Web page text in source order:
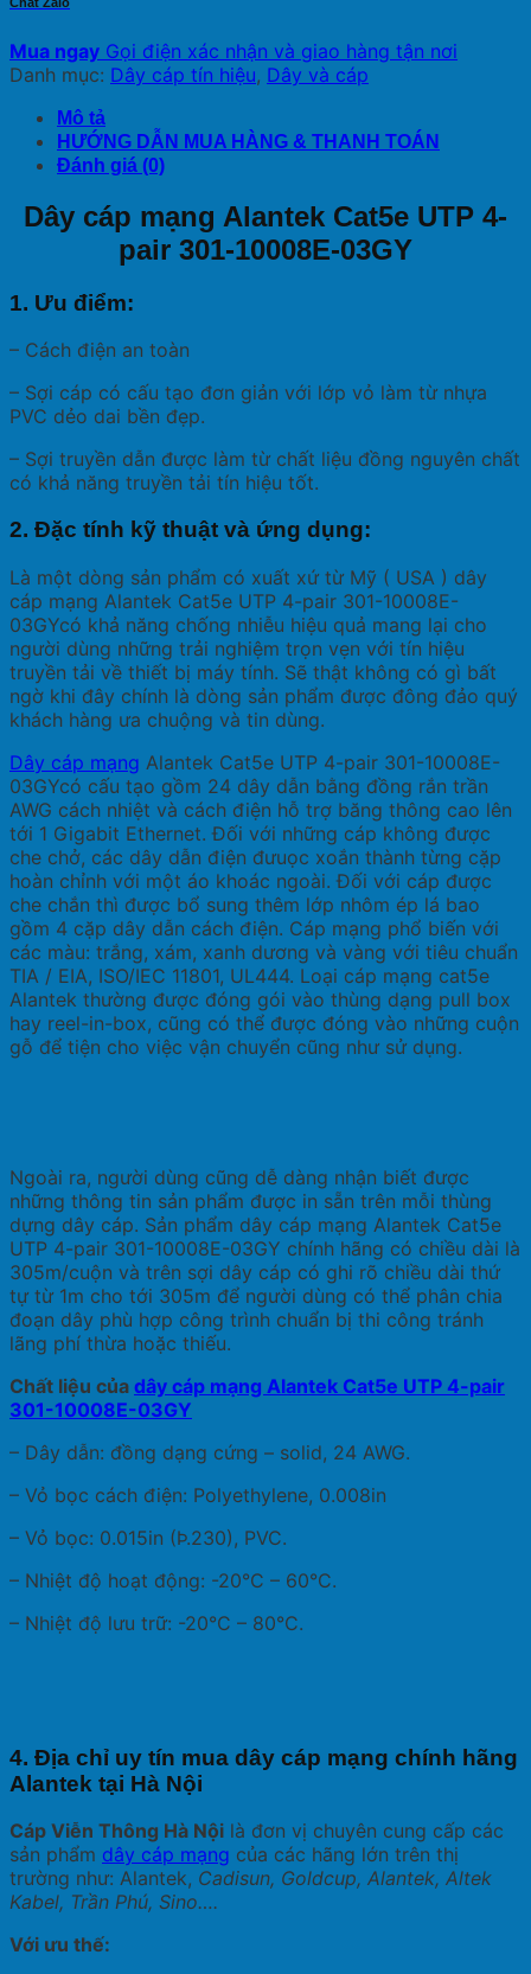
Mua ngay Gọi điện xác nhận và giao hàng tận nơi
Danh mục: Dây cáp tín hiệu, Dây và cáp
Mô tả
HƯỚNG DẪN MUA HÀNG & THANH TOÁN
Đánh giá (0)
Dây cáp mạng Alantek Cat5e UTP 4-
pair 301-10008E-03GY
1. Ưu điểm:
– Cách điện an toàn
– Sợi cáp có cấu tạo đơn giản với lớp vỏ làm từ nhựa
PVC dẻo dai bền đẹp.
– Sợi truyền dẫn được làm từ chất liệu đồng nguyên chất
có khả năng truyền tải tín hiệu tốt.
2. Đặc tính kỹ thuật và ứng dụng:
Là một dòng sản phẩm có xuất xứ từ Mỹ ( USA ) dây
cáp mạng Alantek Cat5e UTP 4-pair 301-10008E-
03GYcó khả năng chống nhiễu hiệu quả mang lại cho
người dùng những trải nghiệm trọn vẹn với tín hiệu
truyền tải về thiết bị máy tính. Sẽ thật không có gì bất
ngờ khi đây chính là dòng sản phẩm được đông đảo quý
khách hàng ưa chuộng và tin dùng.
Dây cáp mạng Alantek Cat5e UTP 4-pair 301-10008E-
03GYcó cấu tạo gồm 24 dây dẫn bằng đồng rắn trần
AWG cách nhiệt và cách điện hỗ trợ băng thông cao lên
tới 1 Gigabit Ethernet. Đối với những cáp không được
che chở, các dây dẫn điện đưuọc xoắn thành từng cặp
hoàn chỉnh với một áo khoác ngoài. Đối với cáp được
che chắn thì được bổ sung thêm lớp nhôm ép lá bao
gồm 4 cặp dây dẫn cách điện. Cáp mạng phổ biến với
các màu: trắng, xám, xanh dương và vàng với tiêu chuẩn
TIA / EIA, ISO/IEC 11801, UL444. Loại cáp mạng cat5e
Alantek thường được đóng gói vào thùng dạng pull box
hay reel-in-box, cũng có thể được đóng vào những cuộn
gỗ để tiện cho việc vận chuyển cũng như sử dụng.
Ngoài ra, người dùng cũng dễ dàng nhận biết được
những thông tin sản phẩm được in sẵn trên mỗi thùng
dựng dây cáp. Sản phẩm dây cáp mạng Alantek Cat5e
UTP 4-pair 301-10008E-03GY chính hãng có chiều dài là
305m/cuộn và trên sợi dây cáp có ghi rõ chiều dài thứ
tự từ 1m cho tới 305m để người dùng có thể phân chia
đoạn dây phù hợp công trình chuẩn bị thi công tránh
lãng phí thừa hoặc thiếu.
Chất liệu của dây cáp mạng Alantek Cat5e UTP 4-pair
301-10008E-03GY
– Dây dẫn: đồng dạng cứng – solid, 24 AWG.
– Vỏ bọc cách điện: Polyethylene, 0.008in
– Vỏ bọc: 0.015in (Þ.230), PVC.
– Nhiệt độ hoạt động: -20°C – 60°C.
– Nhiệt độ lưu trữ: -20°C – 80°C.
4. Địa chỉ uy tín mua dây cáp mạng chính hãng
Alantek tại Hà Nội
Cáp Viễn Thông Hà Nội là đơn vị chuyên cung cấp các
sản phẩm dây cáp mạng của các hãng lớn trên thị
trường như: Alantek, Cadisun, Goldcup, Alantek, Altek
Kabel, Trần Phú, Sino….
Với ưu thế: